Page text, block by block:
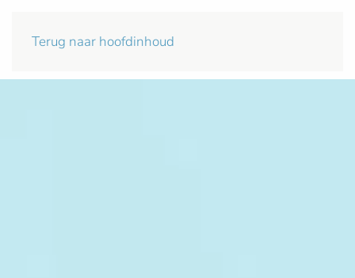
Terug naar hoofdinhoud